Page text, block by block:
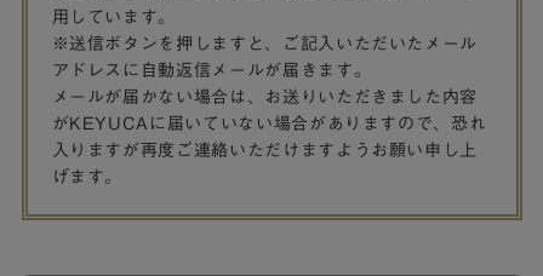
用しています。
※送信ボタンを押しますと、ご記入いただいたメール
アドレスに自動返信メールが届きます。
メールが届かない場合は、お送りいただきました内容
がKEYUCAに届いていない場合がありますので、恐れ
入りますが再度ご連絡いただけますようお願い申し上
げます。